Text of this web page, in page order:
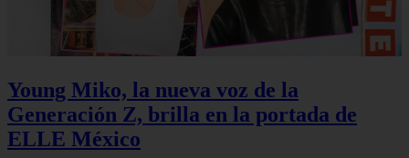
Young Miko, la nueva voz de la
Generación Z, brilla en la portada de
ELLE México